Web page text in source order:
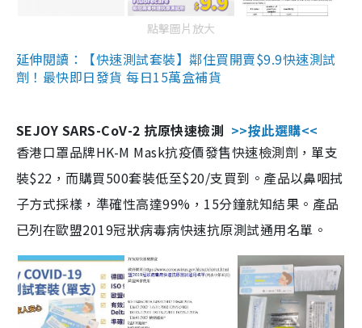
點擊圖片放大
延伸閱讀：【快速測試套裝】鄰住買開賣$9.9快速測試
劑！最快即日發貨 每日15萬盒補貨
SEJOY SARS-CoV-2 抗原快速檢測 >>按此選購<<
香港口罩品牌HK-M Mask抗疫價發售快速檢測劑，單支
裝$22，而購買500套裝低至$20/支買到。產品以鼻咽拭
子方式採樣，準確性高達99%，15分鐘就知結果。產品
已列在歐盟2019冠狀病毒病快速抗原測試通用名單。